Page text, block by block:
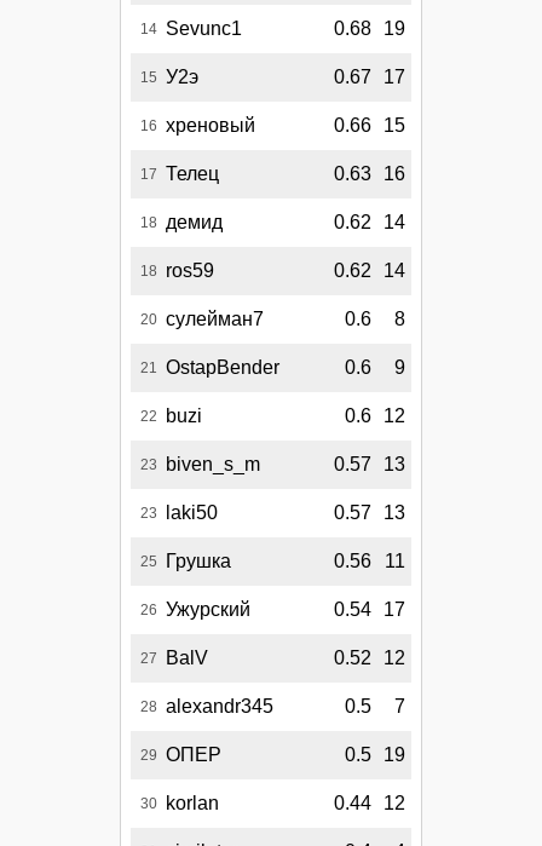
14 Sevunc1 0.68 19
15 У2э 0.67 17
16 хреновый 0.66 15
17 Телец 0.63 16
18 демид 0.62 14
18 ros59 0.62 14
20 сулейман7 0.6 8
21 OstapBender 0.6 9
22 buzi 0.6 12
23 biven_s_m 0.57 13
23 laki50 0.57 13
25 Грушка 0.56 11
26 Ужурский 0.54 17
27 BalV 0.52 12
28 alexandr345 0.5 7
29 ОПЕР 0.5 19
30 korlan 0.44 12